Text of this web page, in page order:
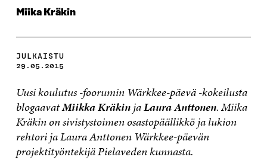
Miika Kräkin
JULKAISTU
29.05.2015
Uusi koulutus -foorumin Wärkkee-päevä -kokeilusta
blogaavatMiikka KräkinjaLaura Anttonen. Miika
Kräkin on sivistystoimen osastopäällikkö ja lukion
rehtori ja Laura Anttonen Wärkkee-päevän
projektityöntekijä Pielaveden kunnasta.